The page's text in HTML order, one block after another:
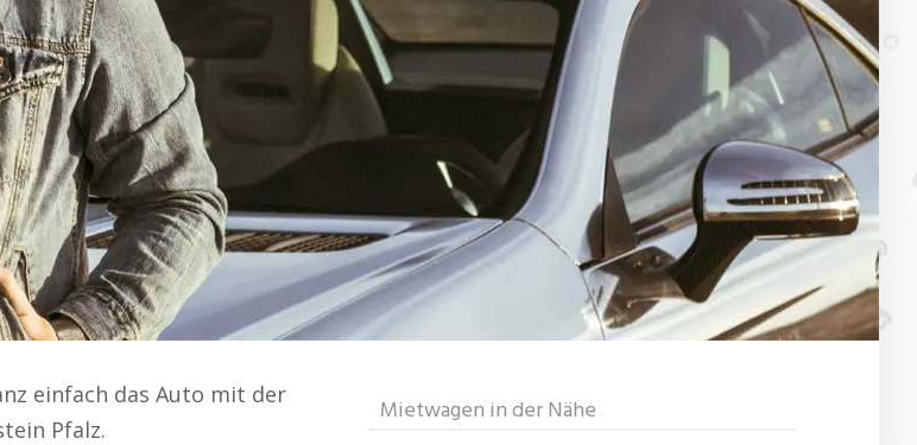
einfach das Auto mit der
Pfalz.
Mietwagen in der Nähe